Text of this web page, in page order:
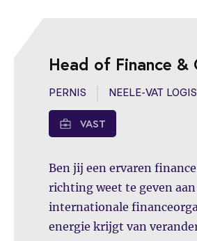
Head of Finance &
PERNIS NEELE-VAT
VAST
Ben jij een ervaren
richting weet te geven
internationale
energie krijgt van